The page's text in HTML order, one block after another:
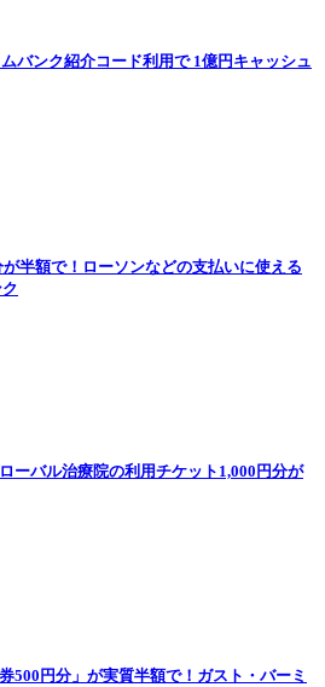
バンク紹介コード利用で 1億円キャッシュ
半額で！ローソンなどの支払いに使える
ーバル治療院の利用チケット1,000円分が
500円分」が実質半額で！ガスト・バーミ